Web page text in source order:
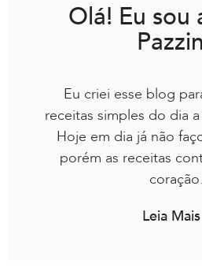
Olá! Eu sou
Eu criei esse blog
receitas simples do dia
Hoje em dia já não
porém as receitas
coração.
Leia